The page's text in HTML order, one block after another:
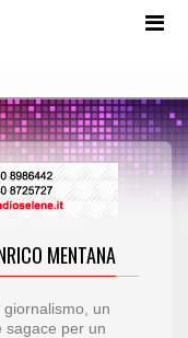
MENTANA
un
sagace per un